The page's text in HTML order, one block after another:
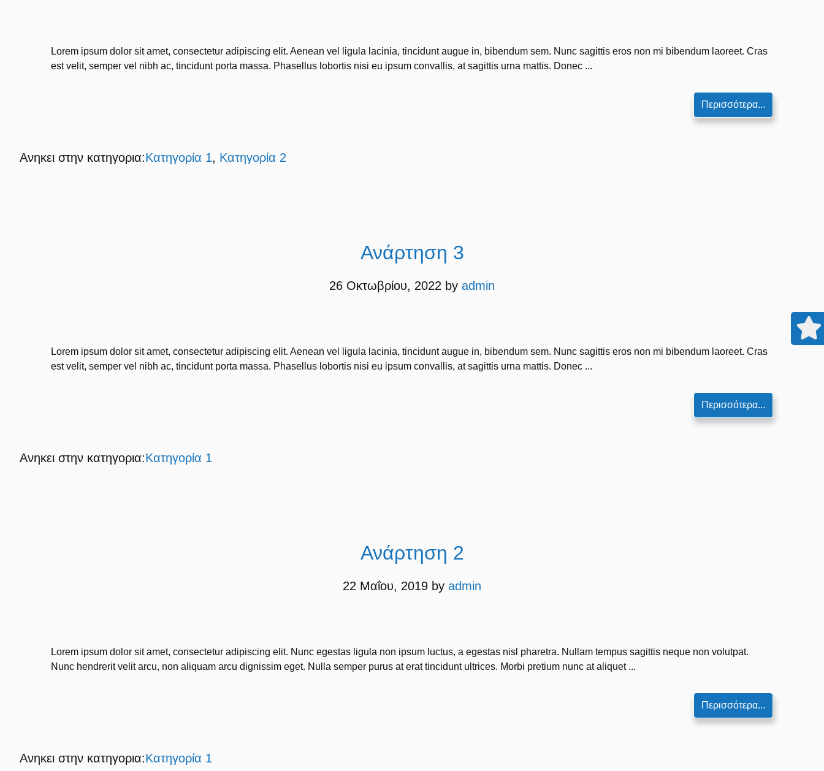
Lorem ipsum dolor sit amet, consectetur adipiscing elit. Aenean vel ligula lacinia, tincidunt augue in, bibendum sem. Nunc sagittis eros non mi bibendum laoreet. Cras
est velit, semper vel nibh ac, tincidunt porta massa. Phasellus lobortis nisi eu ipsum convallis, at sagittis urna mattis. Donec ...
Περισσότερα...
Ανηκει στην κατηγορια:Κατηγορία 1, Κατηγορία 2
Ανάρτηση 3
26 Οκτωβρίου, 2022 by admin
Lorem ipsum dolor sit amet, consectetur adipiscing elit. Aenean vel ligula lacinia, tincidunt augue in, bibendum sem. Nunc sagittis eros non mi bibendum laoreet. Cras
est velit, semper vel nibh ac, tincidunt porta massa. Phasellus lobortis nisi eu ipsum convallis, at sagittis urna mattis. Donec ...
Περισσότερα...
Ανηκει στην κατηγορια:Κατηγορία 1
Ανάρτηση 2
22 Μαΐου, 2019 by admin
Lorem ipsum dolor sit amet, consectetur adipiscing elit. Nunc egestas ligula non ipsum luctus, a egestas nisl pharetra. Nullam tempus sagittis neque non volutpat.
Nunc hendrerit velit arcu, non aliquam arcu dignissim eget. Nulla semper purus at erat tincidunt ultrices. Morbi pretium nunc at aliquet ...
Περισσότερα...
Ανηκει στην κατηγορια:Κατηγορία 1